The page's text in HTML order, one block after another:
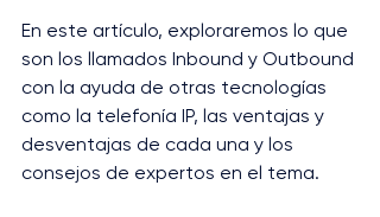
En este artículo, exploraremos lo que
son los llamados Inbound y Outbound
con la ayuda de otras tecnologías
como la telefonía IP, las ventajas y
desventajas de cada una y los
consejos de expertos en el tema.